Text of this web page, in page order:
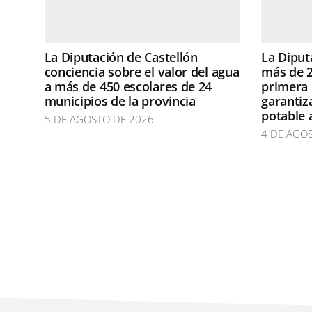
La Diputación de Castellón
conciencia sobre el valor del agua
a más de 450 escolares de 24
municipios de la provincia
5 DE AGOSTO DE 2026
La
más de
primera
potable
4 DE